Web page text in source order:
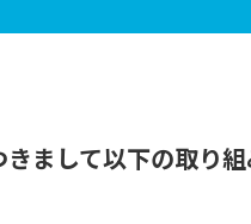
まして以下の取り